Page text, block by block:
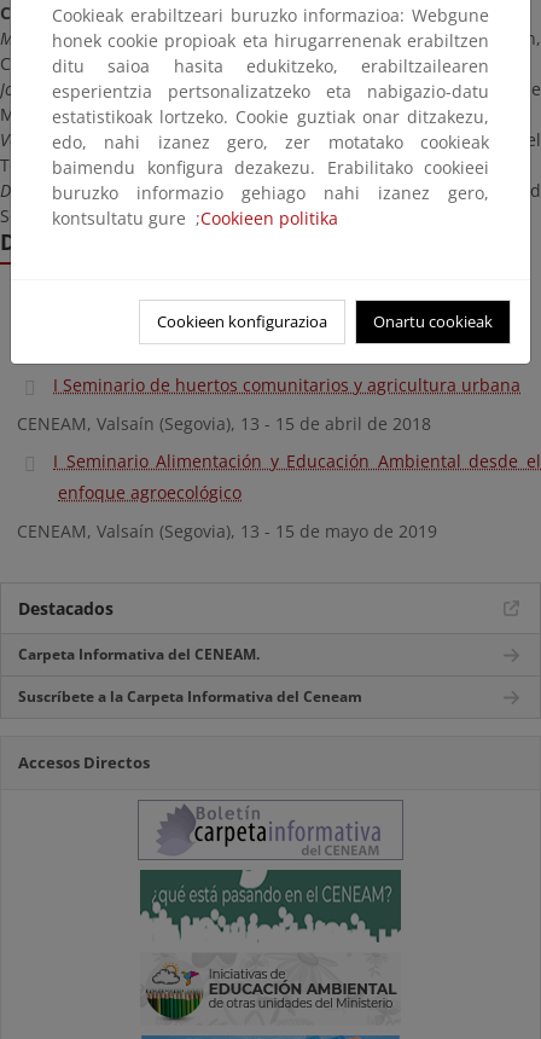
Coordinación:
María Sintes,Sección de Educación Ambiental y Cooperación,
CENEAM
José Luis Fernández Casadevante,Red de Huertos Comunitarios de
Madrid
Verónica Hernández Jiménez , Observatorio para una Cultura del
Territorio (OCT)
David Alba Hidalgo, Ecología y Educación para una Ciudad
Sostenible-Transitando
Documentos:
I Seminario de huertos ecológicos y educación ambiental
CENEAM. Valsaín (Segovia), 25 - 27 de mayo de 2015
I Seminario de huertos comunitarios y agricultura urbana
CENEAM, Valsaín (Segovia), 13 - 15 de abril de 2018
I Seminario Alimentación y Educación Ambiental desde el
enfoque agroecológico
CENEAM, Valsaín (Segovia), 13 - 15 de mayo de 2019
Destacados
Carpeta Informativa del CENEAM.
Suscríbete a la Carpeta Informativa del Ceneam
Accesos Directos
Cookieak erabiltzeari buruzko informazioa: Webgune
honek cookie propioak eta hirugarrenenak erabiltzen
ditu saioa hasita edukitzeko, erabiltzailearen
esperientzia pertsonalizatzeko eta nabigazio-datu
estatistikoak lortzeko. Cookie guztiak onar ditzakezu,
edo, nahi izanez gero, zer motatako cookieak
baimendu konfigura dezakezu. Erabilitako cookieei
buruzko informazio gehiago nahi izanez gero,
kontsultatu gure ;Cookieen politika
Cookieen konfigurazioa Onartu cookieak